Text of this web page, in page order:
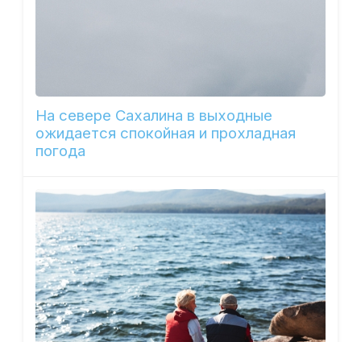
На севере Сахалина в выходные
ожидается спокойная и прохладная
погода